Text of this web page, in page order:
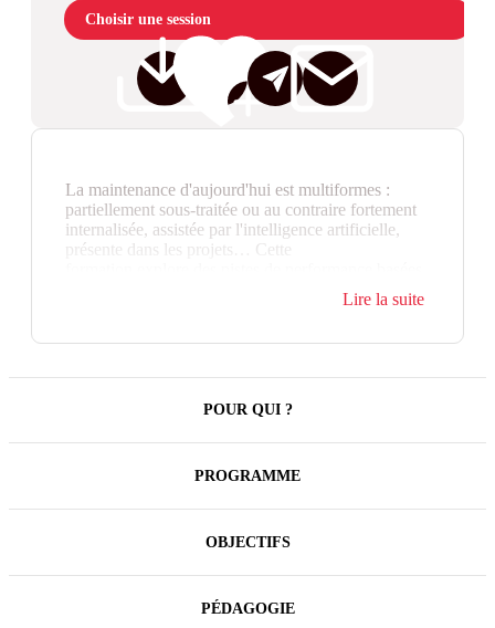
Choisir une session
La maintenance d'aujourd'hui est multiformes :
partiellement sous-traitée ou au contraire fortement
internalisée, assistée par l'intelligence artificielle,
présente dans les projets… Cette
Lire la suite
POUR QUI ?
PROGRAMME
OBJECTIFS
PÉDAGOGIE